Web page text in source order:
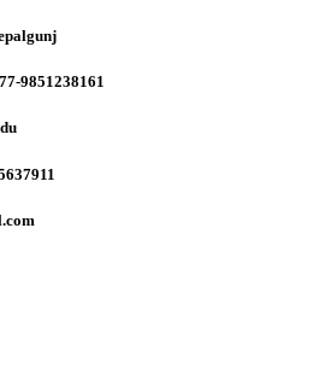
9851238161